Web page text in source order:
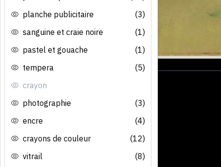
planche publicitaire
(3)
sanguine et craie noire
(1)
pastel et gouache
(1)
tempera
(5)
crayon
photographie
(3)
encre
(4)
crayons de couleur
(12)
vitrail
(8)